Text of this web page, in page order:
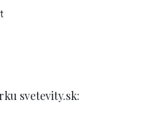
svetevity.sk: